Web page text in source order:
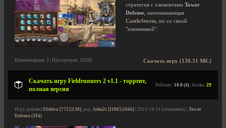
стратегия с элементами Tower
Defense , напоминающая
CastleStorm , но со своей
"изюминкой".
Скачать игру (130.31 Мб.)
Комментариев: 2 | Просмотров: 10586
Скачать игру Fieldrunners 2 v1.1 - торрент,
полная версия
Рейтинг: 10.0 (4) | Баллы: 29
Игру добавил Elektra [7722|138], ред. John2s [11865|1666] | 2013-10-14 (обновлено) | Tower
Defense (394)